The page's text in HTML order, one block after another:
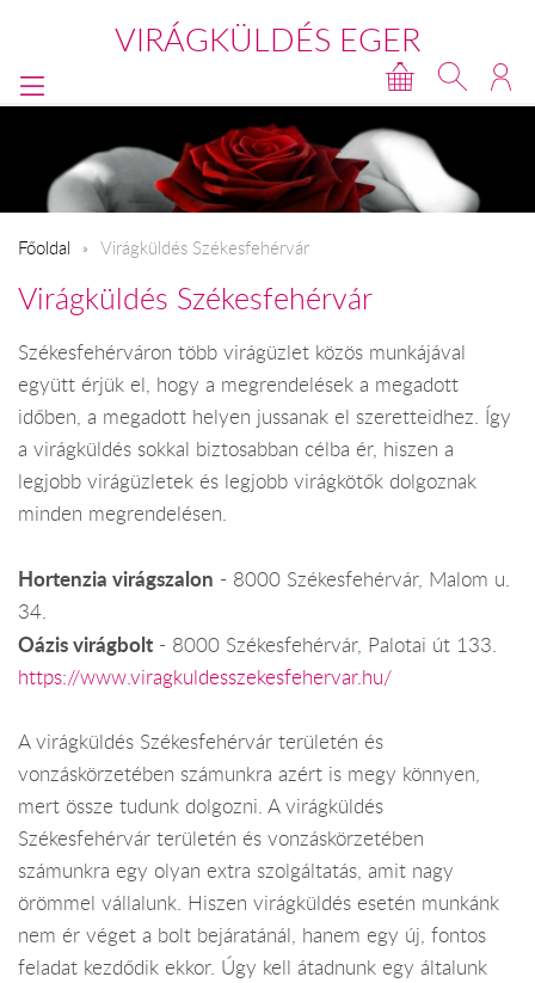
VIRÁGKÜLDÉS EGER
Főoldal Virágküldés Székesfehérvár
Virágküldés Székesfehérvár
Székesfehérváron több virágüzlet közös munkájával
együtt érjük el, hogy a megrendelések a megadott
időben, a megadott helyen jussanak el szeretteidhez. Így
a virágküldés sokkal biztosabban célba ér, hiszen a
legjobb virágüzletek és legjobb virágkötők dolgoznak
minden megrendelésen.
Hortenzia virágszalon - 8000 Székesfehérvár, Malom u.
34.
Oázis virágbolt - 8000 Székesfehérvár, Palotai út 133.
https://www.viragkuldesszekesfehervar.hu/
A virágküldés Székesfehérvár területén és
vonzáskörzetében számunkra azért is megy könnyen,
mert össze tudunk dolgozni. A virágküldés
Székesfehérvár területén és vonzáskörzetében
számunkra egy olyan extra szolgáltatás, amit nagy
örömmel vállalunk. Hiszen virágküldés esetén munkánk
nem ér véget a bolt bejáratánál, hanem egy új, fontos
feladat kezdődik ekkor. Úgy kell átadnunk egy általunk